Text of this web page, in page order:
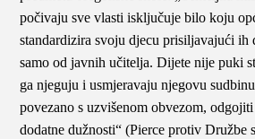
počivaju sve vlasti isključuje bilo koju
standardizira svoju djecu prisiljavajući ih
samo od javnih učitelja. Dijete nije puki
ga njeguju i usmjeravaju njegovu
povezano s uzvišenom obvezom,
dodatne dužnosti“ (Pierce protiv Družbe